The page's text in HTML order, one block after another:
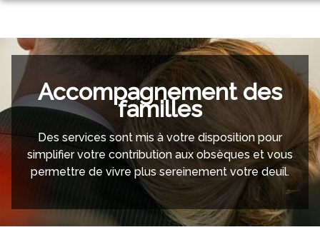
RAPATRIEMENT
PRÉVOIR SES OBSÈQUES
MARBRERIE FUNÉRAIRE
FLEURS
ESPACES HOMMAGES
Accompagnement des
familles
Des services sont mis à votre disposition pour
simplifier votre contribution aux obsèques et vous
permettre de vivre plus sereinement votre deuil.